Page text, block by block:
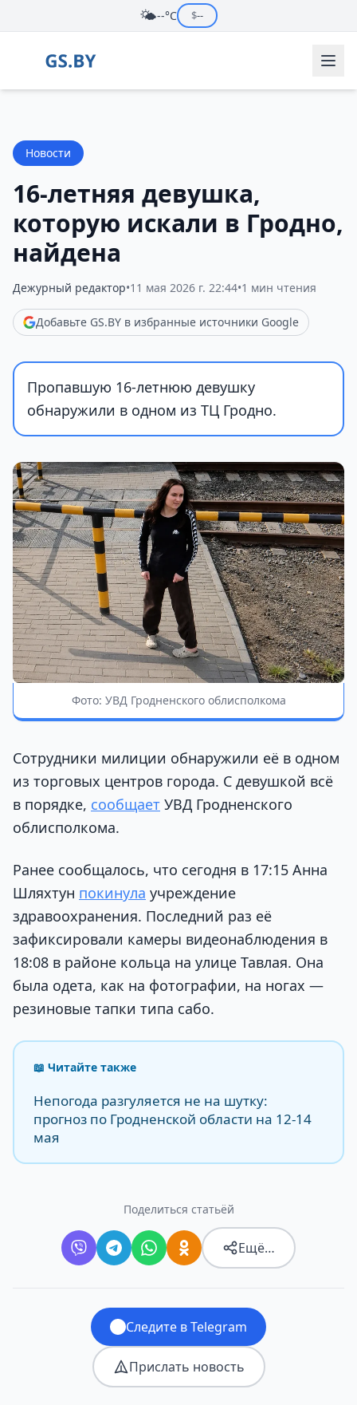
🌤️--°C $--
Новости
16-летняя девушка,
которую искали в Гродно,
найдена
Дежурный редактор•11 мая 2026 г. 22:44•1 мин чтения
Добавьте GS.BY в избранные источники Google
Пропавшую 16-летнюю девушку
обнаружили в одном из ТЦ Гродно.
Фото: УВД Гродненского облисполкома
Сотрудники милиции обнаружили её в одном
из торговых центров города. С девушкой всё
в порядке, сообщает УВД Гродненского
облисполкома.
Ранее сообщалось, что сегодня в 17:15 Анна
Шляхтун покинула учреждение
здравоохранения. Последний раз её
зафиксировали камеры видеонаблюдения в
18:08 в районе кольца на улице Тавлая. Она
была одета, как на фотографии, на ногах —
резиновые тапки типа сабо.
📖 Читайте также
Непогода разгуляется не на шутку:
прогноз по Гродненской области на 12-14
мая
Поделиться статьёй
Ещё…
Следите в Telegram
Прислать новость